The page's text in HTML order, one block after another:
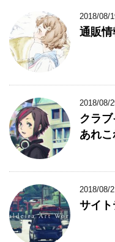
2018/08/
通販情
2018/08/
クラ
あれこ
2018/08/
サイ